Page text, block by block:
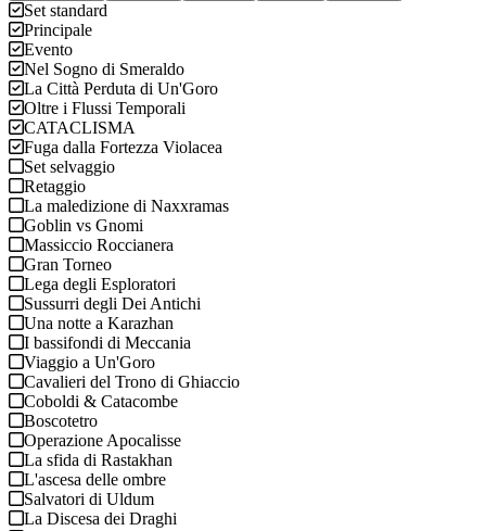
Set standard
Principale
Evento
Nel Sogno di Smeraldo
La Città Perduta di Un'Goro
Oltre i Flussi Temporali
CATACLISMA
Fuga dalla Fortezza Violacea
Set selvaggio
Retaggio
La maledizione di Naxxramas
Goblin vs Gnomi
Massiccio Roccianera
Gran Torneo
Lega degli Esploratori
Sussurri degli Dei Antichi
Una notte a Karazhan
I bassifondi di Meccania
Viaggio a Un'Goro
Cavalieri del Trono di Ghiaccio
Coboldi & Catacombe
Boscotetro
Operazione Apocalisse
La sfida di Rastakhan
L'ascesa delle ombre
Salvatori di Uldum
La Discesa dei Draghi